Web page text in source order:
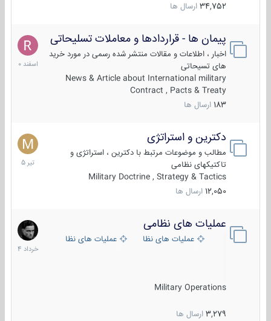
34,752 ارسال ها
پیمان ها - قراردادها و معاملات تسلیحاتی
اخبار ، اطلاعات و مقالات منتشر شده رسمی در مورد خرید
های تسیحاتی
News & Article about International military
Contract , Pacts & Treaty
183 ارسال ها
7
اسفند
1400
دکترین و استراتژی
مطالب و موضوعات مرتبط با دکترین ، استراتژی و
تاکتیکهای نظامی
Military Doctrine , Strategy & Tactics
12,050 ارسال ها
27
تیر
1405
عملیات های نظامی
عملیات های نظامی ایرانعملیات های نظامی خارجی
Military Operations
3,279 ارسال ها
5
خرداد
1404